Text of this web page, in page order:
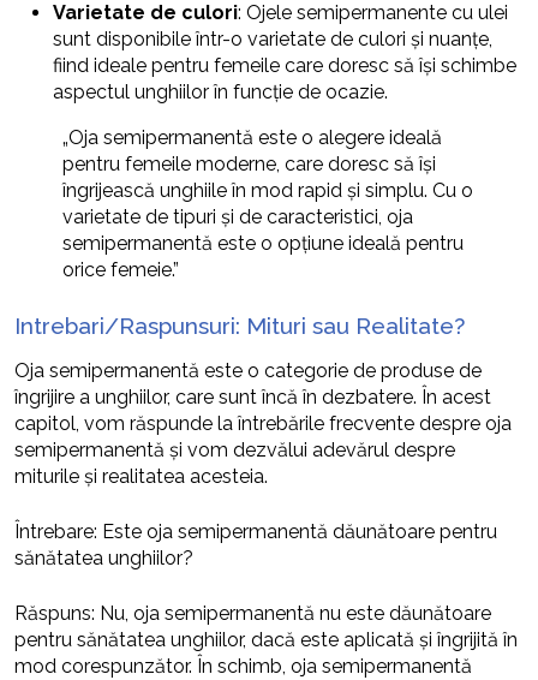
Varietate de culori: Ojele semipermanente cu ulei
sunt disponibile într-o varietate de culori și nuanțe,
fiind ideale pentru femeile care doresc să își schimbe
aspectul unghiilor în funcție de ocazie.
„Oja semipermanentă este o alegere ideală
pentru femeile moderne, care doresc să își
îngrijească unghiile în mod rapid și simplu. Cu o
varietate de tipuri și de caracteristici, oja
semipermanentă este o opțiune ideală pentru
orice femeie.”
Intrebari/Raspunsuri: Mituri sau Realitate?
Oja semipermanentă este o categorie de produse de
îngrijire a unghiilor, care sunt încă în dezbatere. În acest
capitol, vom răspunde la întrebările frecvente despre oja
semipermanentă și vom dezvălui adevărul despre
miturile și realitatea acesteia.
Întrebare: Este oja semipermanentă dăunătoare pentru
sănătatea unghiilor?
Răspuns: Nu, oja semipermanentă nu este dăunătoare
pentru sănătatea unghiilor, dacă este aplicată și îngrijită în
mod corespunzător. În schimb, oja semipermanentă